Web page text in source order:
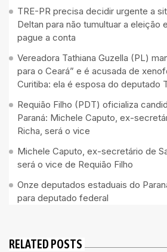
TRE-PR precisa decidir urgente a
Deltan para não tumultuar a eleição
pague a conta
Vereadora Tathiana Guzella (PL)
para o Ceará” e é acusada de
Curitiba: ela é esposa do deputado
Requião Filho (PDT) oficializa
Paraná: Michele Caputo, ex-
Richa, será o vice
Michele Caputo, ex-secretário de
será o vice de Requião Filho
Onze deputados estaduais do
para deputado federal
RELATED POSTS